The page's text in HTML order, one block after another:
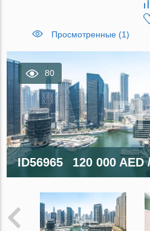
Просмотренные (1)
80
ID56965 120 000 AED